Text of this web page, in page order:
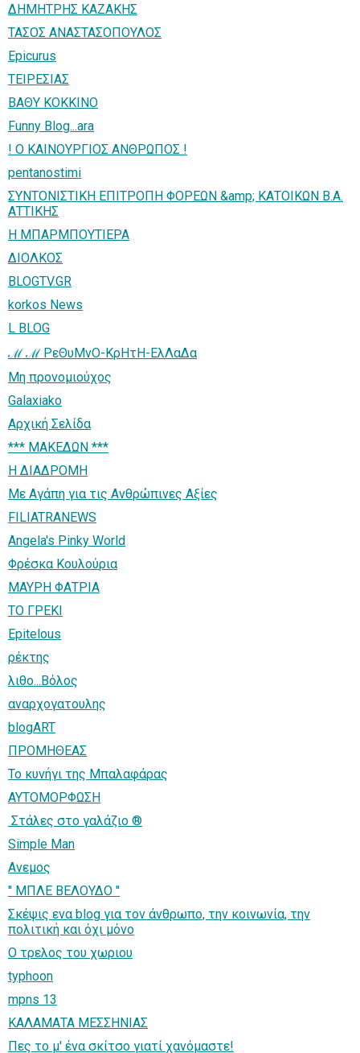
ΔΗΜΗΤΡΗΣ ΚΑΖΑΚΗΣ
ΤΑΣΟΣ ΑΝΑΣΤΑΣΟΠΟΥΛΟΣ
Epicurus
ΤΕΙΡΕΣΙΑΣ
ΒΑΘΥ ΚΟΚΚΙΝΟ
Funny Blog...ara
! Ο ΚΑΙΝΟΥΡΓΙΟΣ ΑΝΘΡΩΠΟΣ !
pentanostimi
ΣΥΝΤΟΝΙΣΤΙΚΗ ΕΠΙΤΡΟΠΗ ΦΟΡΕΩΝ &amp; ΚΑΤΟΙΚΩΝ Β.Α.
ΑΤΤΙΚΗΣ
Η ΜΠΑΡΜΠΟΥΤΙΕΡΑ
ΔΙΟΛΚΟΣ
BLOGTV.GR
korkos News
L BLOG
ℳ ℳ ΡεΘυΜνΟ-ΚρΗτΗ-ΕλΛαΔα
Μη προνομιούχος
Galaxiako
Αρχική Σελίδα
*** ΜΑΚΕΔΩΝ ***
Η ΔΙΑΔΡΟΜΗ
Με Αγάπη για τις Ανθρώπινες Αξίες
FILIATRANEWS
Angela's Pinky World
Φρέσκα Κουλούρια
ΜΑΥΡΗ ΦΑΤΡΙΑ
ΤΟ ΓΡΕΚΙ
Epitelous
ρέκτης
λιθο...Βόλος
αναρχογατουλης
blogART
ΠΡΟΜΗΘΕΑΣ
Το κυνήγι της Μπαλαφάρας
ΑΥΤΟΜΟΡΦΩΣΗ
Στάλες στο γαλάζιο ®
Simple Man
Aνεμος
'' ΜΠΛΕ ΒΕΛΟΥΔΟ ''
Σκέψις ενα blog για τον άνθρωπο, την κοινωνία, την
πολιτική και όχι μόνο
Ο τρελος του χωριου
typhoon
mpns 13
ΚΑΛΑΜΑΤΑ ΜΕΣΣΗΝΙΑΣ
Πες το μ' ένα σκίτσο γιατί χανόμαστε!